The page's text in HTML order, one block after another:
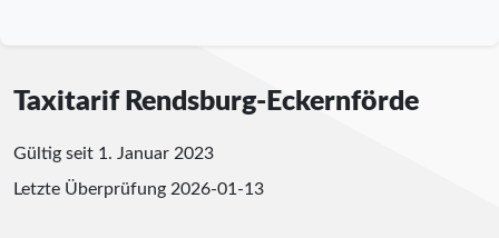
Taxitarif Rendsburg-Eckernförde
Gültig seit 1. Januar 2023
Letzte Überprüfung 2026-01-13